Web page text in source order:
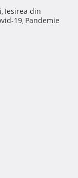
, Iesirea din
19, Pandemie